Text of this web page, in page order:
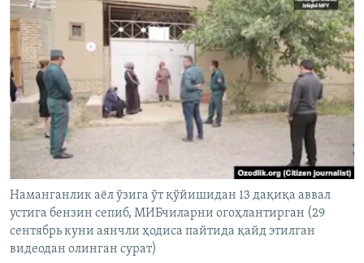
Озодлик бошқа тилларда
Наманганлик аёл ўзига ўт қўйишидан 13 дақиқа аввал
устига бензин сепиб, МИБчиларни огоҳлантирган (29
сентябрь куни аянчли ҳодиса пайтида қайд этилган
видеодан олинган сурат)